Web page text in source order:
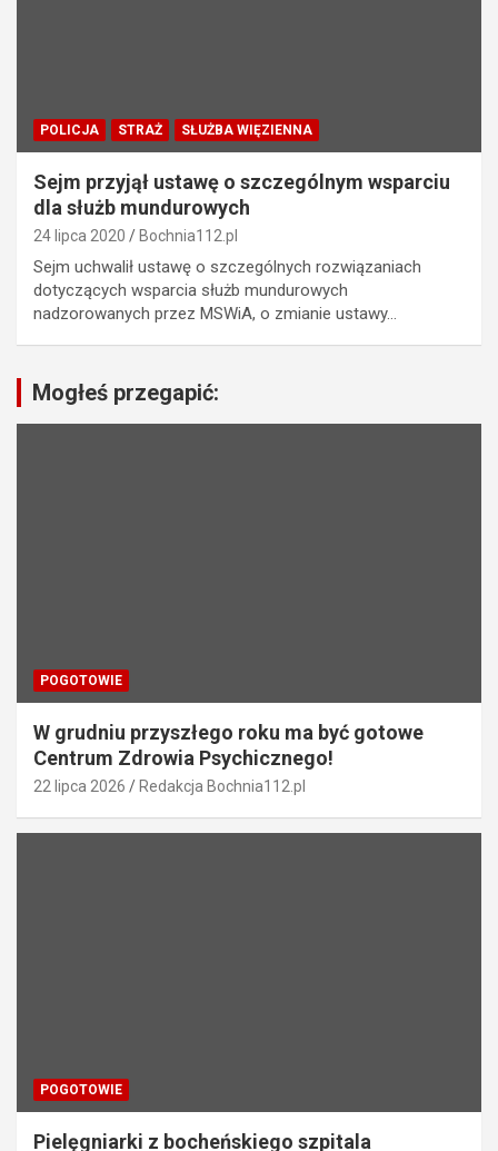
POLICJA STRAŻ SŁUŻBA WIĘZIENNA
Sejm przyjął ustawę o szczególnym wsparciu
dla służb mundurowych
24 lipca 2020 Bochnia112.pl
Sejm uchwalił ustawę o szczególnych rozwiązaniach
dotyczących wsparcia służb mundurowych
nadzorowanych przez MSWiA, o zmianie ustawy…
Mogłeś przegapić:
POGOTOWIE
W grudniu przyszłego roku ma być gotowe
Centrum Zdrowia Psychicznego!
22 lipca 2026 Redakcja Bochnia112.pl
POGOTOWIE
Pielęgniarki z bocheńskiego szpitala